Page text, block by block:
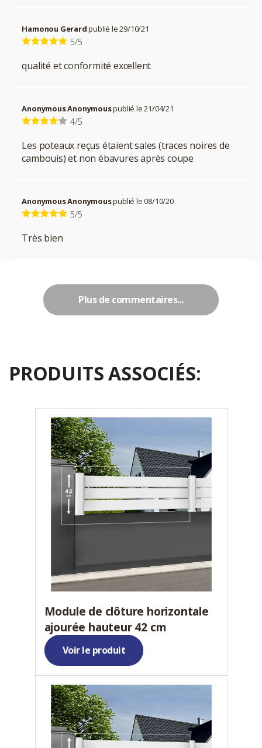
Hamonou Gerardpublié le 29/10/21
5/5
qualité et conformité excellent
Anonymous Anonymouspublié le 21/04/21
4/5
Les poteaux reçus étaient sales (traces noires de
cambouis) et non ébavures après coupe
Anonymous Anonymouspublié le 08/10/20
5/5
Très bien
Plus de commentaires...
PRODUITS ASSOCIÉS:
Module de clôture horizontale
ajourée hauteur 42 cm
Voir le produit